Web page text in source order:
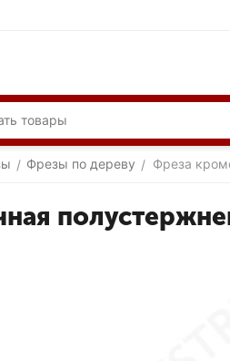
/ Фрезы по дереву / Фреза